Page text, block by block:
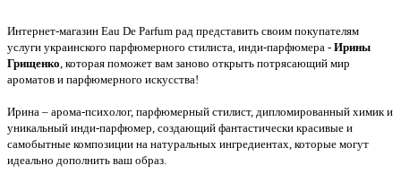
Интернет-магазин Eau De Parfum рад представить своим покупателям
услуги украинского парфюмерного стилиста, инди-парфюмера - Ирины
Грищенко, которая поможет вам заново открыть потрясающий мир
ароматов и парфюмерного искусства!
Ирина – арома-психолог, парфюмерный стилист, дипломированный химик и
уникальный инди-парфюмер, создающий фантастически красивые и
самобытные композиции на натуральных ингредиентах, которые могут
идеально дополнить ваш образ.